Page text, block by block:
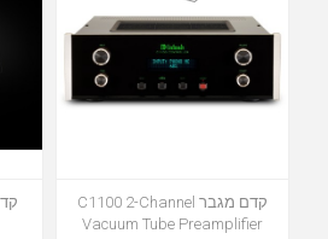
קדם מגבר C1100 2-Channel
Vacuum Tube Preamplifier